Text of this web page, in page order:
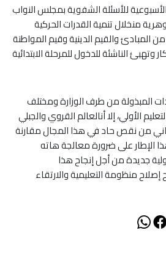
للأسئلة الشفوية بمجلس النواب
منخلال تنمية القدرات الحركية
والقيم الدينية وقيم المواطنة
وتهيئ الناشئة للدخول للمرحلة الابتدائية
المبذولة من طرف الوزارة ومختلف
الأولي، إلا أنالعالم القروي والجبلي
من نقص حاد في هذا المجال مقارنة
الإطار على ضرورة معالجة هاته
جديدة من أجل إنجاح هذا
منظومة التعليمية والارتقاء